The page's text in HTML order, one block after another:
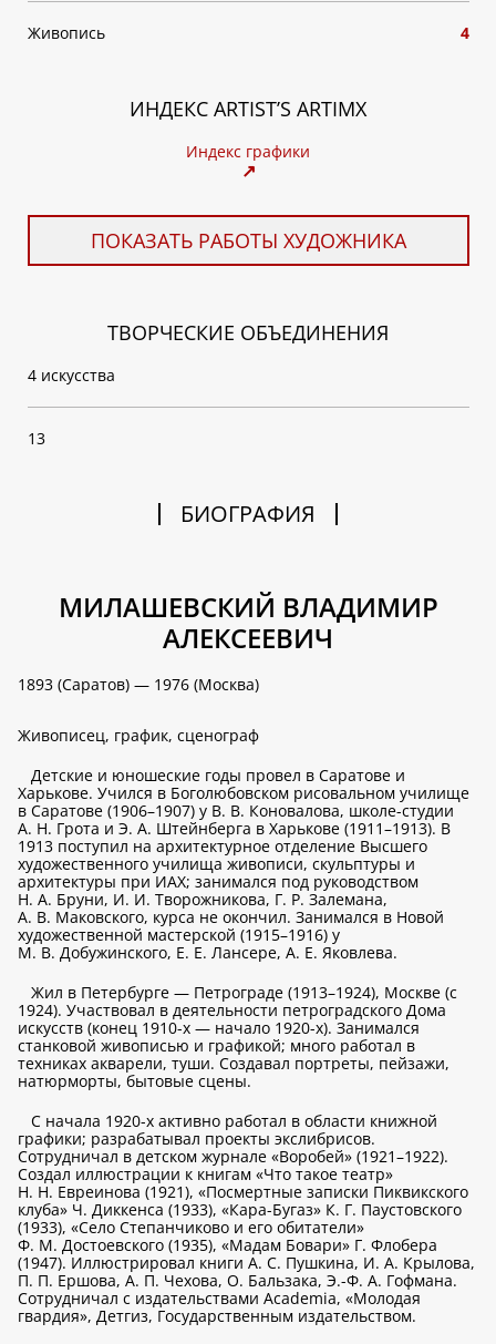
Живопись 4
ИНДЕКС ARTIST’S ARTIMX
Индекс графики
↗
ПОКАЗАТЬ РАБОТЫ ХУДОЖНИКА
ТВОРЧЕСКИЕ ОБЪЕДИНЕНИЯ
4 искусства
13
БИОГРАФИЯ
МИЛАШЕВСКИЙ ВЛАДИМИР
АЛЕКСЕЕВИЧ
1893 (Саратов) — 1976 (Москва)
Живописец, график, сценограф
Детские и юношеские годы провел в Саратове и
Харькове. Учился в Боголюбовском рисовальном училище
в Саратове (1906–1907) у В. В. Коновалова, школе-студии
А. Н. Грота и Э. А. Штейнберга в Харькове (1911–1913). В
1913 поступил на архитектурное отделение Высшего
художественного училища живописи, скульптуры и
архитектуры при ИАХ; занимался под руководством
Н. А. Бруни, И. И. Творожникова, Г. Р. Залемана,
А. В. Маковского, курса не окончил. Занимался в Новой
художественной мастерской (1915–1916) у
М. В. Добужинского, Е. Е. Лансере, А. Е. Яковлева.
Жил в Петербурге — Петрограде (1913–1924), Москве (с
1924). Участвовал в деятельности петроградского Дома
искусств (конец 1910-х — начало 1920-х). Занимался
станковой живописью и графикой; много работал в
техниках акварели, туши. Создавал портреты, пейзажи,
натюрморты, бытовые сцены.
С начала 1920-х активно работал в области книжной
графики; разрабатывал проекты экслибрисов.
Сотрудничал в детском журнале «Воробей» (1921–1922).
Создал иллюстрации к книгам «Что такое театр»
Н. Н. Евреинова (1921), «Посмертные записки Пиквикского
клуба» Ч. Диккенса (1933), «Кара-Бугаз» К. Г. Паустовского
(1933), «Село Степанчиково и его обитатели»
Ф. М. Достоевского (1935), «Мадам Бовари» Г. Флобера
(1947). Иллюстрировал книги А. С. Пушкина, И. А. Крылова,
П. П. Ершова, А. П. Чехова, О. Бальзака, Э.-Ф. А. Гофмана.
Сотрудничал с издательствами Academia, «Молодая
гвардия», Детгиз, Государственным издательством.